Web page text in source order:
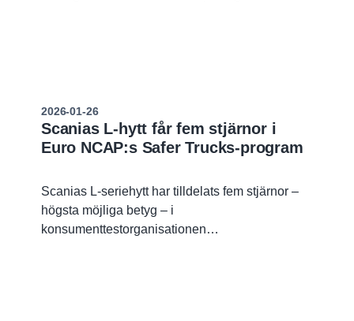
2026-01-26
Scanias L-hytt får fem stjärnor i
Euro NCAP:s Safer Trucks-program
Scanias L-seriehytt har tilldelats fem stjärnor –
högsta möjliga betyg – i
konsumenttestorganisationen